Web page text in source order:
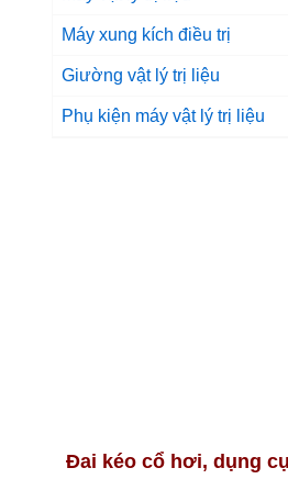
Máy xung kích điều trị
Giường vật lý trị liệu
Phụ kiện máy vật lý trị liệu
Đai kéo cổ hơi, dụng